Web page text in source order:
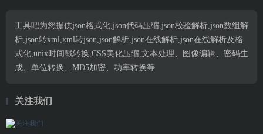
工具吧为您提供json格式化,json代码压缩,json校验解析,json数组解
析,json转xml,xml转json,json解析,json在线解析,json在线解析及格
式化,unix时间戳转换,CSS美化压缩,文本处理、图像编辑、密码生
成、单位转换、MD5加密、功率转换等
关注我们